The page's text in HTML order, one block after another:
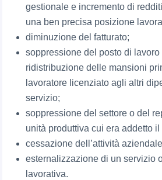
gestionale e incremento di
una ben precisa posizione
diminuzione del fatturato;
soppressione del posto di
ridistribuzione delle mansioni
lavoratore licenziato agli altri
servizio;
soppressione del settore o del
unità produttiva cui era addetto
cessazione dell’attività
esternalizzazione di un servizio
lavorativa.